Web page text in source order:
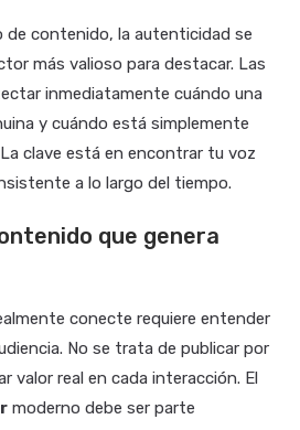
de contenido, la autenticidad se
más valioso para destacar. Las
inmediatamente cuándo una
y cuándo está simplemente
clave está en encontrar tu voz
a lo largo del tiempo.
que genera
conecte requiere entender
No se trata de publicar por
valor real en cada interacción. El
moderno debe ser parte